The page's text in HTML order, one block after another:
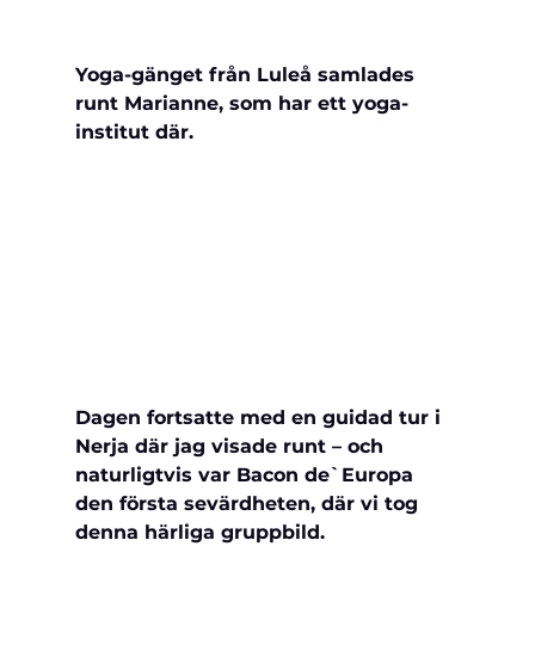
Yoga-gänget från Luleå samlades
runt Marianne, som har ett yoga-
institut där.
Dagen fortsatte med en guidad tur i
Nerja där jag visade runt – och
naturligtvis var Bacon de`Europa
den första sevärdheten, där vi tog
denna härliga gruppbild.